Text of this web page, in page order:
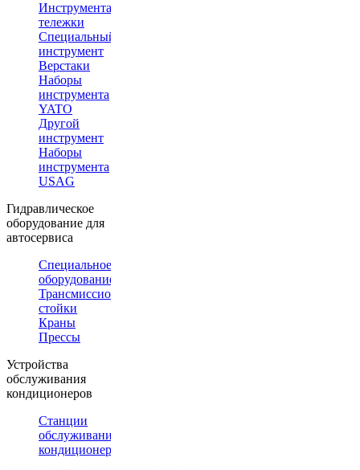
Инструментальные
тележки
Специальный
инструмент
Верстаки
Наборы
инструмента
YATO
Другой
инструмент
Наборы
инструмента
USAG
Гидравлическое
оборудование для
автосервиса
Специальное
оборудование
Трансмиссионные
стойки
Краны
Прессы
Устройства
обслуживания
кондиционеров
Станции
обслуживания
кондиционеров